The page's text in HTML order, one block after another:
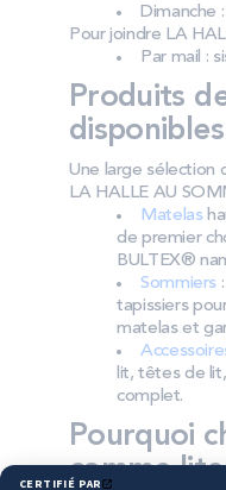
Dimanche
Pour joindre LA
Par mail :
Produits
disponibles
Une large sélection
LA HALLE AU
Matelas
de premier
BULTEX®
Sommiers
tapissiers
matelas et
lit, têtes de
complet.
Pourquoi
comme